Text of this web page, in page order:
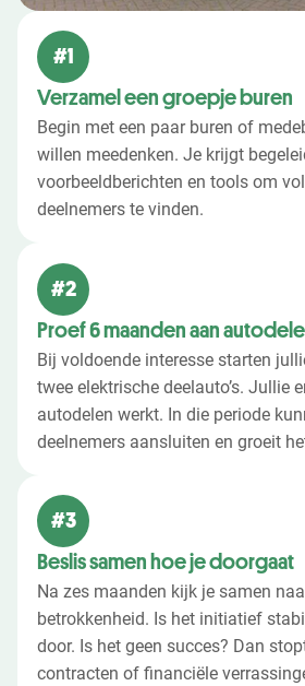
#1
Verzamel een groepje buren
Begin met een paar buren of
willen meedenken. Je krijgt
voorbeeldberichten en tools om
deelnemers te vinden.
#2
Proef 6 maanden aan
Bij voldoende interesse starten
twee elektrische deelauto’s. Jullie
autodelen werkt. In die periode
deelnemers aansluiten en groeit
#3
Beslis samen hoe je doorgaat
Na zes maanden kijk je samen
betrokkenheid. Is het initiatief
door. Is het geen succes? Dan
contracten of financiële